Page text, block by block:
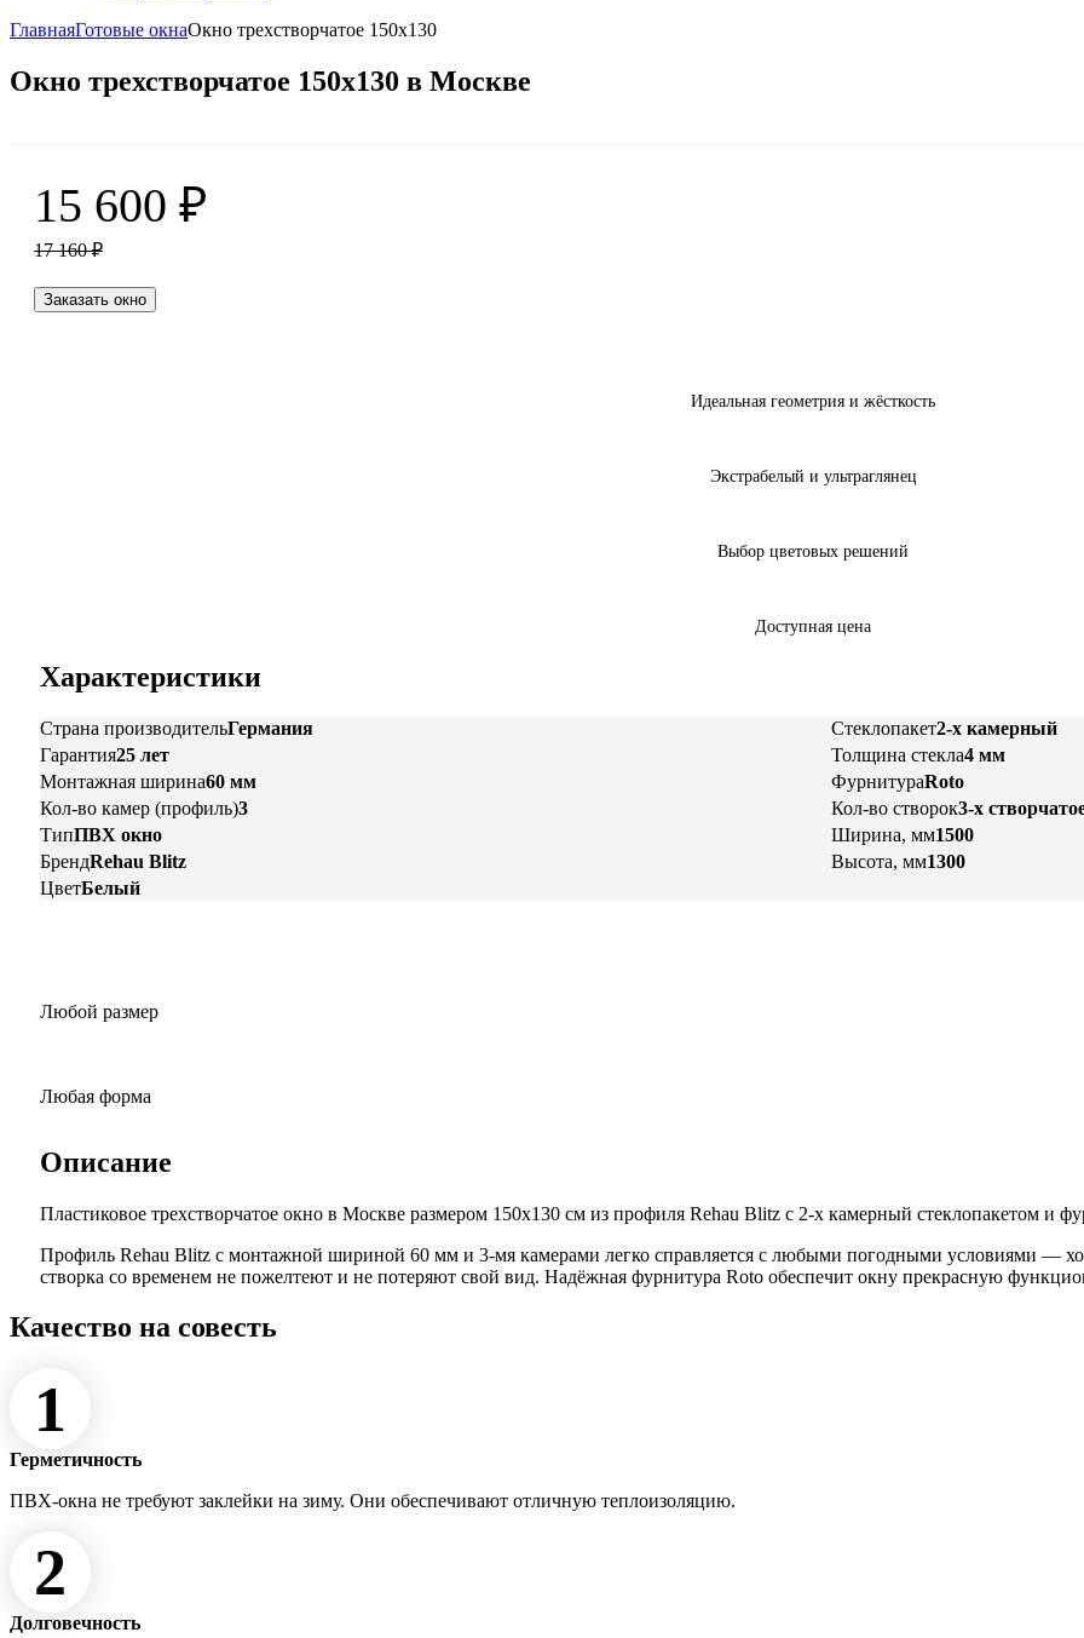
ГлавнаяГотовые окнаОкно трехстворчатое 150x130
Окно трехстворчатое 150x130 в Москве
15 600 ₽
17 160₽
Заказать окно
Идеальная геометрия и жёсткость
Экстрабелый и ультраглянец
Выбор цветовых решений
Доступная цена
Характеристики
Страна производительГермания
Гарантия25 лет
Монтажная ширина60 мм
Кол-во камер (профиль)3
ТипПВХ окно
БрендRehau Blitz
ЦветБелый
Стеклопакет2-х камерный
Толщина стекла4 мм
ФурнитураRoto
Кол-во створок3-х
Ширина, мм1500
Высота, мм1300
Любой размер
Любая форма
Описание
Пластиковое трехстворчатое окно в Москве размером 150x130 см из профиля Rehau Blitz с 2-х камерный стеклопакетом и
Профиль Rehau Blitz с монтажной шириной 60 мм и 3-мя камерами легко справляется с любыми погодными условиями —
створка со временем не пожелтеют и не потеряют свой вид. Надёжная фурнитура Roto обеспечит окну прекрасную
Качество на совесть
1
Герметичность
ПВХ-окна не требуют заклейки на зиму. Они обеспечивают отличную теплоизоляцию.
2
Долговечность